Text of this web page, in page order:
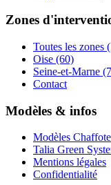
Zones
Toutes les zones
Oise (60)
Seine-et-Marne
Contact
Modèles & infos
Modèles
Talia Green
Mentions légales
Confidentialité